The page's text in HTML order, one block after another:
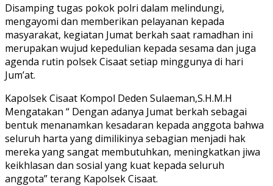
Disamping tugas pokok polri dalam melindungi,
mengayomi dan memberikan pelayanan kepada
masyarakat, kegiatan Jumat berkah saat ramadhan ini
merupakan wujud kepedulian kepada sesama dan juga
agenda rutin polsek Cisaat setiap minggunya di hari
Jum’at.
Kapolsek Cisaat Kompol Deden Sulaeman,S.H.M.H
Mengatakan “ Dengan adanya Jumat berkah sebagai
bentuk menanamkan kesadaran kepada anggota bahwa
seluruh harta yang dimilikinya sebagian menjadi hak
mereka yang sangat membutuhkan, meningkatkan jiwa
keikhlasan dan sosial yang kuat kepada seluruh
anggota” terang Kapolsek Cisaat.